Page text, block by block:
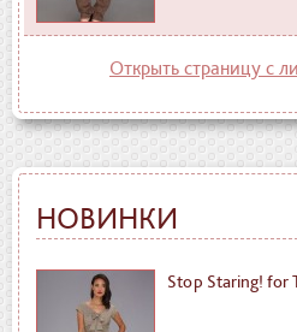
Открыть страницу с
НОВИНКИ
Stop Staring! for